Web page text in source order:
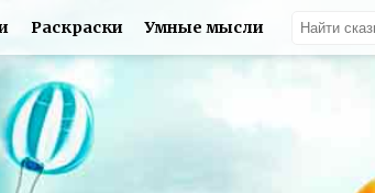
Раскраски Умные мысли